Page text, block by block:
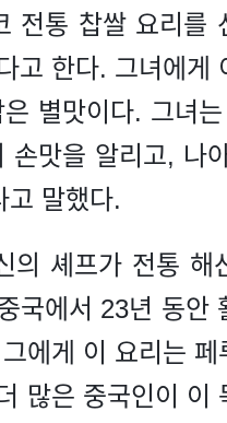
전통 찹쌀 요리를
고 한다. 그녀에게
별맛이다. 그녀
손맛을 알리고, 나
고 말했다.
의 셰프가 전통 해
국에서 23년 동안
에게 이 요리는 페
많은 중국인이 이